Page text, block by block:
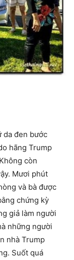
da đen bước
hãng Trump
còn
Mươi phút
và bà được
chứng kỳ
giả làm người
những người
nhà Trump
Suốt quá